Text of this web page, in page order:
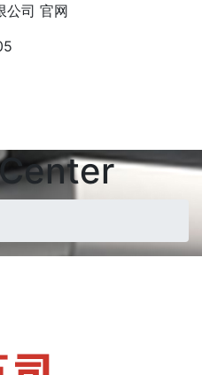
公司 官网